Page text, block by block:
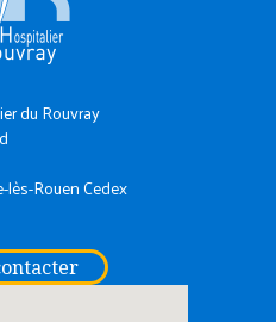
du Rouvray
Rouen Cedex